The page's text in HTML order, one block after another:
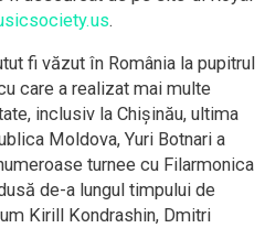
.
fi văzut în România la pupitrul
care a realizat mai multe
inclusiv la Chișinău, ultima
Moldova, Yuri Botnari a
turnee cu Filarmonica
de-a lungul timpului de
Kirill Kondrashin, Dmitri